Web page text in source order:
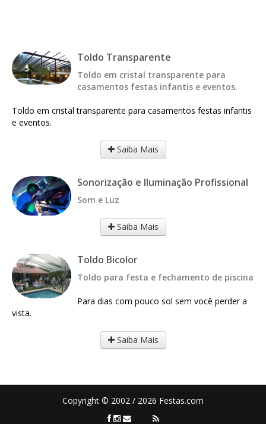
Toldo Transparente
Toldo em cristal transparente para
casamentos festas infantis e eventos.
Toldo em cristal transparente para casamentos festas infantis
e eventos.
Saiba Mais
Sonorização e Iluminação Profissional
Som e Luz
Saiba Mais
Toldo Bicolor
Toldo para festa e fechamento de piscina
Para dias com pouco sol sem você perder a
vista.
Saiba Mais
Copyright © 2002 / 2026 Festas.com